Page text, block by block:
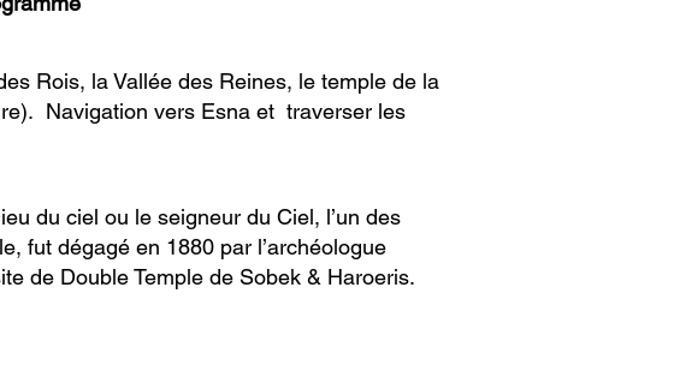
Rois, la Vallée des Reines, le temple de la
Navigation vers Esna et traverser les
du ciel ou le seigneur du Ciel, l’un des
fut dégagé en 1880 par l’archéologue
de Double Temple de Sobek & Haroeris.